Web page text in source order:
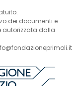
dei documenti e
autorizzata dalla